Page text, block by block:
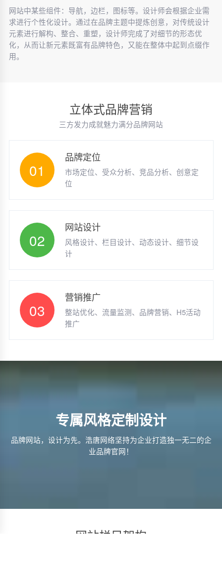
网站中某些组件：导航，边栏，图标等。设计师会根据企业需
求进行个性化设计。通过在品牌主题中提炼创意，对传统设计
元素进行解构、整合、重塑，设计师完成了对细节的形态优
化，从而让新元素既富有品牌特色，又能在整体中起到点缀作
用。
立体式品牌营销
三方发力成就魅力满分品牌网站
01
品牌定位
市场定位、受众分析、竞品分析、创意定
位
02
网站设计
风格设计、栏目设计、动态设计、细节设
计
03
营销推广
整站优化、流量监测、品牌营销、H5活动
推广
专属风格定制设计
品牌网站，设计为先。浩唐网络坚持为企业打造独一无二的企
业品牌官网！
网站栏目架构